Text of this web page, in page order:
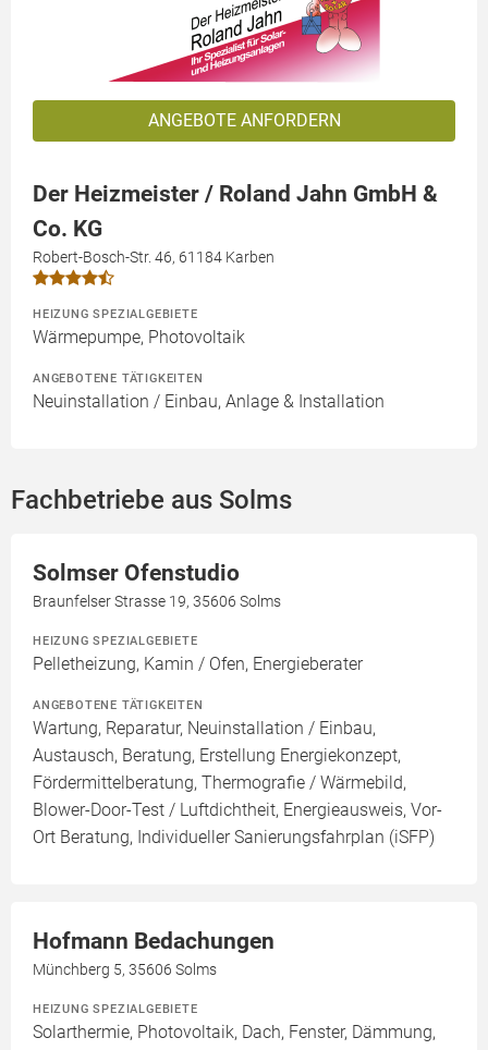
ANGEBOTE ANFORDERN
Der Heizmeister / Roland Jahn GmbH &
Co. KG
Robert-Bosch-Str. 46, 61184 Karben
HEIZUNG SPEZIALGEBIETE
Wärmepumpe, Photovoltaik
ANGEBOTENE TÄTIGKEITEN
Neuinstallation / Einbau, Anlage & Installation
Fachbetriebe aus Solms
Solmser Ofenstudio
Braunfelser Strasse 19, 35606 Solms
HEIZUNG SPEZIALGEBIETE
Pelletheizung, Kamin / Ofen, Energieberater
ANGEBOTENE TÄTIGKEITEN
Wartung, Reparatur, Neuinstallation / Einbau,
Austausch, Beratung, Erstellung Energiekonzept,
Fördermittelberatung, Thermografie / Wärmebild,
Blower-Door-Test / Luftdichtheit, Energieausweis, Vor-
Ort Beratung, Individueller Sanierungsfahrplan (iSFP)
Hofmann Bedachungen
Münchberg 5, 35606 Solms
HEIZUNG SPEZIALGEBIETE
Solarthermie, Photovoltaik, Dach, Fenster, Dämmung,